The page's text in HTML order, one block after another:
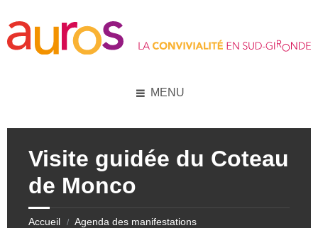
content
left
sidebar
right
sidebar
footer
MENU
Visite guidée du Coteau
de Monco
Accueil / Agenda des manifestations